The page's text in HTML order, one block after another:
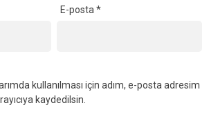
E-posta*
kullanılması için adım, e-posta adresim
kaydedilsin.